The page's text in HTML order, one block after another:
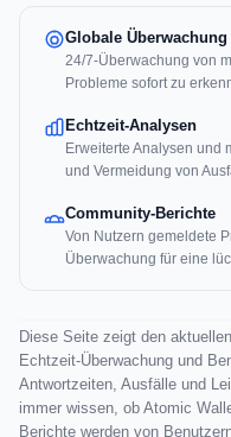
Globale Überwachung
24/7-Überwachung von
Probleme sofort zu
Echtzeit-Analysen
Erweiterte Analysen und
und Vermeidung von
Community-Berichte
Von Nutzern gemeldete
Überwachung für eine
Diese Seite zeigt den
Echtzeit-Überwachung und
Antwortzeiten, Ausfälle und
immer wissen, ob Atomic
Berichte werden von